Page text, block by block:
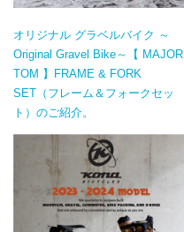
オリジナル グラベルバイク ～
Original Gravel Bike～【 MAJOR
TOM 】FRAME & FORK
SET（フレーム＆フォークセッ
ト）のご紹介。